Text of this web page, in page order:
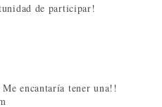
de participar!
encantaría tener una!!